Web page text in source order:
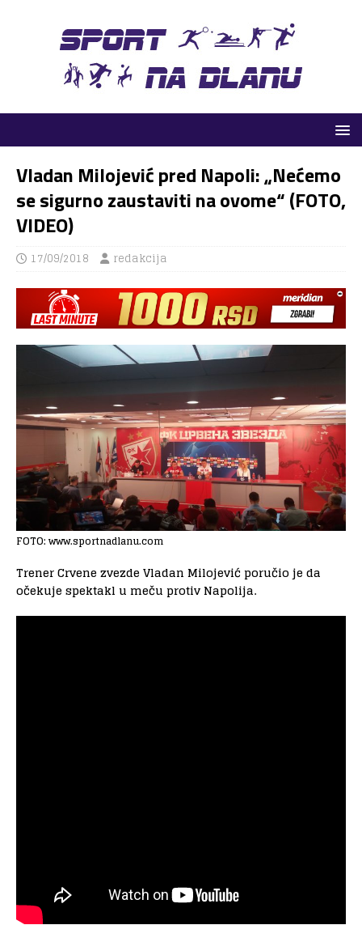
Vladan Milojević pred Napoli: „Nećemo
se sigurno zaustaviti na ovome“ (FOTO,
VIDEO)
17/09/2018 redakcija
FOTO: www.sportnadlanu.com
Trener Crvene zvezde Vladan Milojević poručio je da
očekuje spektakl u meču protiv Napolija.